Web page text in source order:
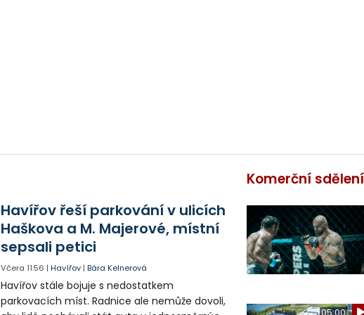
Havířov řeší parkování v ulicích
Haškova a M. Majerové, místní
sepsali petici
Včera 11:56 |Havířov |Bára Kelnerová
Havířov stále bojuje s nedostatkem
parkovacích míst. Radnice ale nemůže dovoli,
Komerční sdělení
05:00